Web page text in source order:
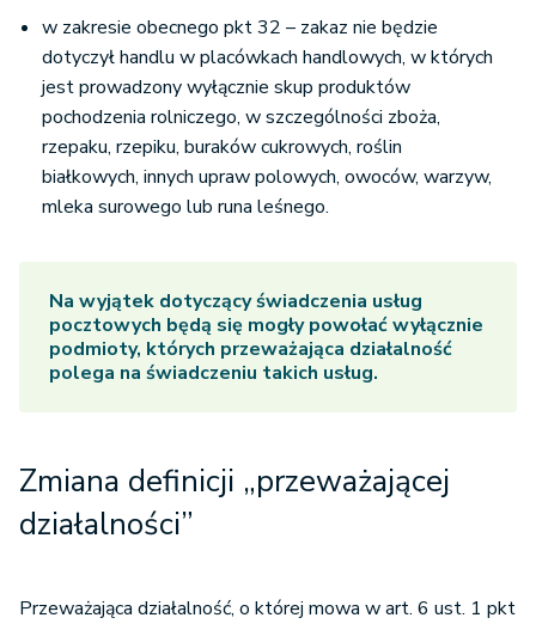
w zakresie obecnego pkt 32 – zakaz nie będzie
dotyczył handlu w placówkach handlowych, w których
jest prowadzony wyłącznie skup produktów
pochodzenia rolniczego, w szczególności zboża,
rzepaku, rzepiku, buraków cukrowych, roślin
białkowych, innych upraw polowych, owoców, warzyw,
mleka surowego lub runa leśnego.
Na wyjątek dotyczący świadczenia usług
pocztowych będą się mogły powołać wyłącznie
podmioty, których przeważająca działalność
polega na świadczeniu takich usług.
Zmiana definicji „przeważającej
działalności”
Przeważająca działalność, o której mowa w art. 6 ust. 1 pkt